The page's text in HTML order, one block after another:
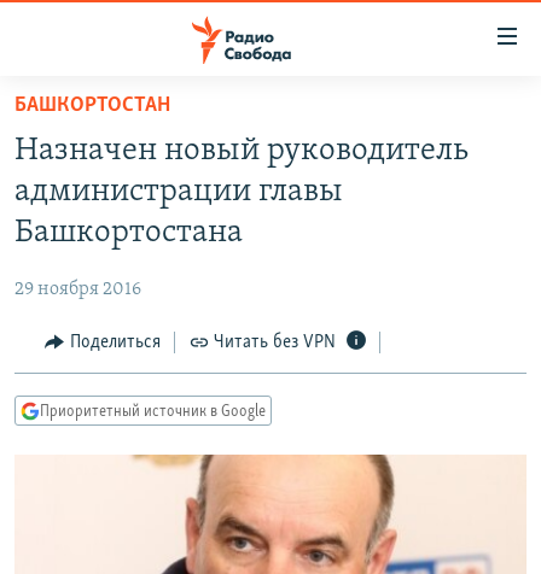
упрощенного
доступа
основному
Вернутся
Вернутся
АВТОРСКИЕ ПРОЕКТЫ
МНЕНИЯ
КУЛЬТУРА
КАВКАЗ.РЕАЛИИ
СЕВЕР.РЕАЛИИ
РАСПИСАНИЕ ВЕЩАНИЯ
БАШКОРТОСТАН
Назначен новый руководитель
администрации главы
Башкортостана
29 ноября 2016
Поделиться Читать без VPN
Приоритетный источник в Google